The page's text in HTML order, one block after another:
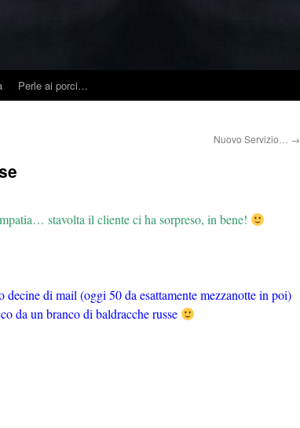
Perle ai porci…
Nuovo Servizio… →
stavolta il cliente ci ha sorpreso, in bene!
decine di mail (oggi 50 da esattamente mezzanotte in poi)
da un branco di baldracche russe